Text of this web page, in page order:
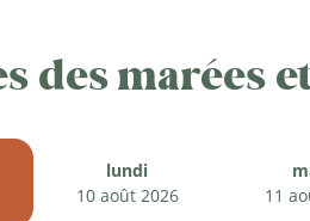
des marées
lundi
10 août 2026
11